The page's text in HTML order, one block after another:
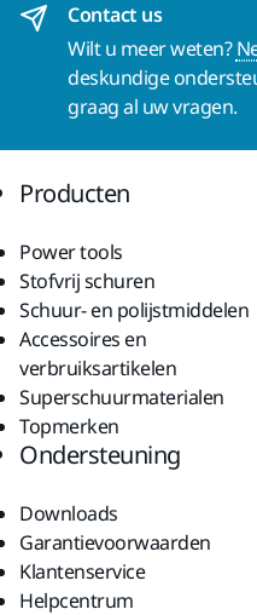
Contact us
Wilt u meer weten?
deskundige
graag al uw vragen.
Producten
Power tools
Stofvrij schuren
Schuur- en polijstmiddelen
Accessoires en
verbruiksartikelen
Superschuurmaterialen
Topmerken
Ondersteuning
Downloads
Garantievoorwaarden
Klantenservice
Helpcentrum